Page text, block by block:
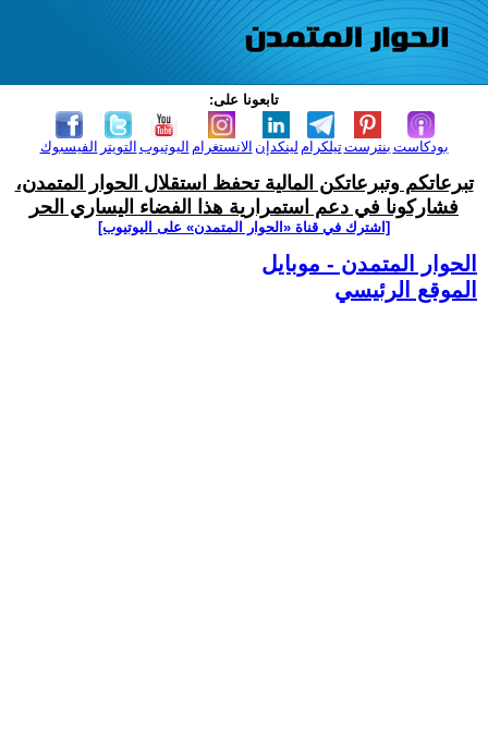
تابعونا على:
الفيسبوك التويتر اليوتيوب الانستغرام لينكدإن تيلكرامبنترست بودكاست
تبرعاتكم وتبرعاتكن المالية تحفظ استقلال الحوار المتمدن،
فشاركونا في دعم استمرارية هذا الفضاء اليساري الحر
[اشترك في قناة ‫«الحوار المتمدن» على اليوتيوب]
الحوار المتمدن - موبايل
الموقع الرئيسي